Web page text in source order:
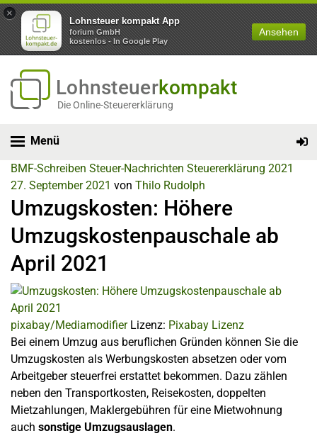
×
Lohnsteuer kompakt App
forium GmbH
kostenlos - In Google Play
Ansehen
Lohnsteuerkompakt
Die Online-Steuererklärung
Menü
BMF-Schreiben Steuer-Nachrichten Steuererklärung 2021
27. September 2021 von Thilo Rudolph
Umzugskosten: Höhere
Umzugskostenpauschale ab
April 2021
pixabay/MediamodifierLizenz: Pixabay Lizenz
Bei einem Umzug aus beruflichen Gründen können Sie die
Umzugskosten als Werbungskosten absetzen oder vom
Arbeitgeber steuerfrei erstattet bekommen. Dazu zählen
neben den Transportkosten, Reisekosten, doppelten
Mietzahlungen, Maklergebühren für eine Mietwohnung
auch sonstige Umzugsauslagen.